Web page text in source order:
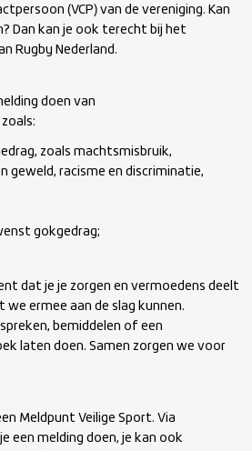
(VCP) van de vereniging. Kan
Dan kan je ook terecht bij het
Rugby Nederland.
doen van
zoals machtsmisbruik,
geweld, racisme en discriminatie,
gokgedrag;
dat je je zorgen en vermoedens deelt
ermee aan de slag kunnen.
bemiddelen of een
laten doen. Samen zorgen we voor
Meldpunt Veilige Sport. Via
een melding doen, je kan ook